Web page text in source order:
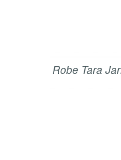
Robe Tara